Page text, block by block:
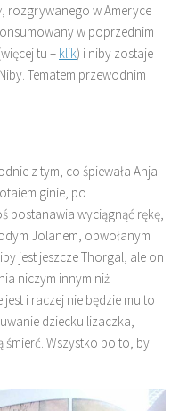
, rozgrywanego w Ameryce
w poprzednim
tu – klik) i niby zostaje
Tematem przewodnim
z tym, co śpiewała Anja
ginie, po
postanawia wyciągnąć rękę,
Jolanem, obwołanym
jest jeszcze Thorgal, ale on
niczym innym niż
i raczej nie będzie mu to
dziecku lizaczka,
śmierć. Wszystko po to, by